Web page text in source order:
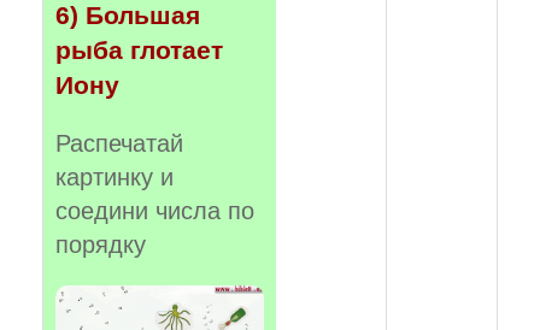
6) Большая
рыба глотает
Иону
Распечатай
картинку и
соедини числа по
порядку